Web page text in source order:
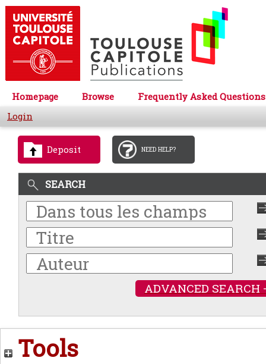
Homepage Browse
Frequently Asked Questions
Login
Deposit NEED HELP?
SEARCH
ADVANCED SEARCH
Tools